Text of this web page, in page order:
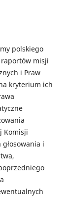
polskiego
raportów misji
i Praw
kryterium ich
Komisji
i